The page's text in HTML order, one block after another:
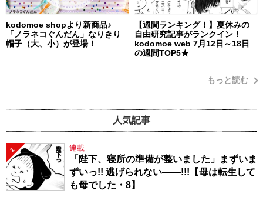
kodomoe shopより新商品♪
「ノラネコぐんだん」なりきり
帽子（大、小）が登場！
【週間ランキング！】夏休みの
自由研究記事がランクイン！
kodomoe web 7月12日～18日
の週間TOP5★
もっと読む
人気記事
1 連載
「陛下、寝所の準備が整いました」まずいま
ずいっ!! 逃げられない――!!!【母は転生して
も母でした・8】